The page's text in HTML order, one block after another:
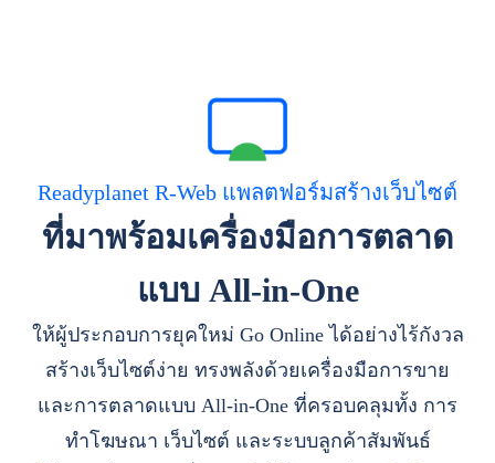
Readyplanet R-Web แพลตฟอร์มสร้างเว็บไซต์
ที่มาพร้อมเครื่องมือการตลาด
แบบ All-in-One
ให้ผู้ประกอบการยุคใหม่ Go Online ได้อย่างไร้กังวล
สร้างเว็บไซต์ง่าย ทรงพลังด้วยเครื่องมือการขาย
และการตลาดแบบ All-in-One ที่ครอบคลุมทั้ง การ
ทำโฆษณา เว็บไซต์ และระบบลูกค้าสัมพันธ์